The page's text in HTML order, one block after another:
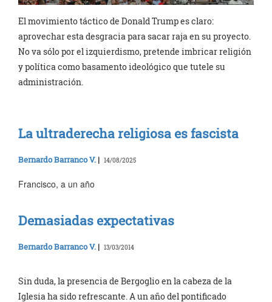
El movimiento táctico de Donald Trump es claro:
aprovechar esta desgracia para sacar raja en su proyecto.
No va sólo por el izquierdismo, pretende imbricar religión
y política como basamento ideológico que tutele su
administración.
La ultraderecha religiosa es fascista
Bernardo Barranco V. | 14/08/2025
Francisco, a un año
Demasiadas expectativas
Bernardo Barranco V. | 13/03/2014
Sin duda, la presencia de Bergoglio en la cabeza de la
Iglesia ha sido refrescante. A un año del pontificado